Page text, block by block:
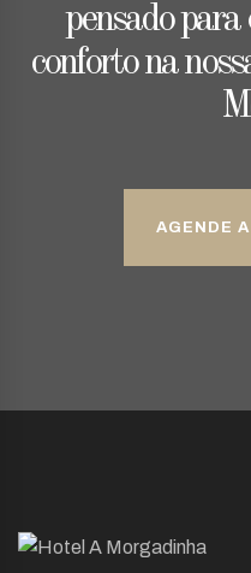
pensado
conforto na
AGENDE